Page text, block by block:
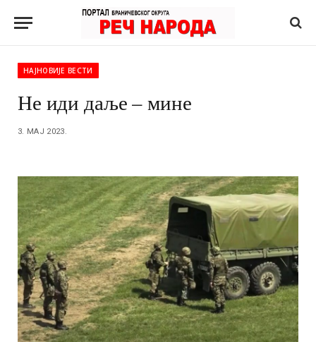
НАЈНОВИЈЕ ВЕСТИ
Не иди даље – мине
3. МАЈ 2023.